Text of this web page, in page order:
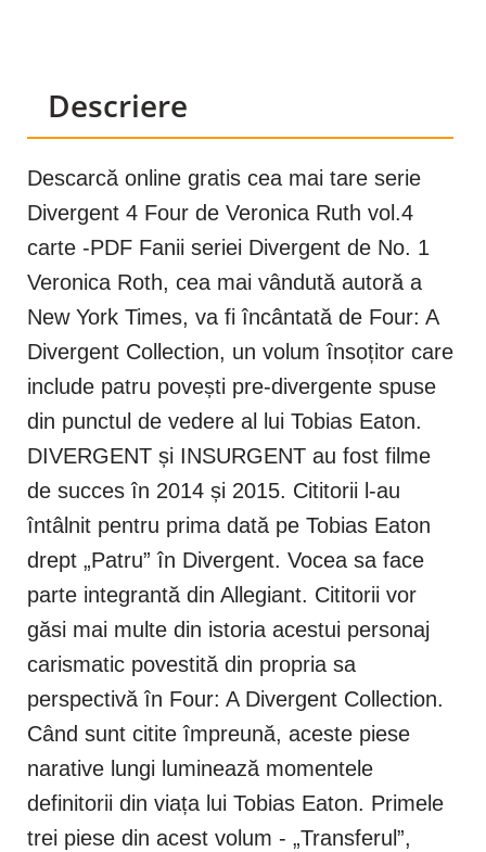
Descriere
Descarcă online gratis cea mai tare serie
Divergent 4 Four de Veronica Ruth vol.4
carte -PDF Fanii seriei Divergent de No. 1
Veronica Roth, cea mai vândută autoră a
New York Times, va fi încântată de Four: A
Divergent Collection, un volum însoțitor care
include patru povești pre-divergente spuse
din punctul de vedere al lui Tobias Eaton.
DIVERGENT și INSURGENT au fost filme
de succes în 2014 și 2015. Cititorii l-au
întâlnit pentru prima dată pe Tobias Eaton
drept „Patru” în Divergent. Vocea sa face
parte integrantă din Allegiant. Cititorii vor
găsi mai multe din istoria acestui personaj
carismatic povestită din propria sa
perspectivă în Four: A Divergent Collection.
Când sunt citite împreună, aceste piese
narative lungi luminează momentele
definitorii din viața lui Tobias Eaton. Primele
trei piese din acest volum - „Transferul”,